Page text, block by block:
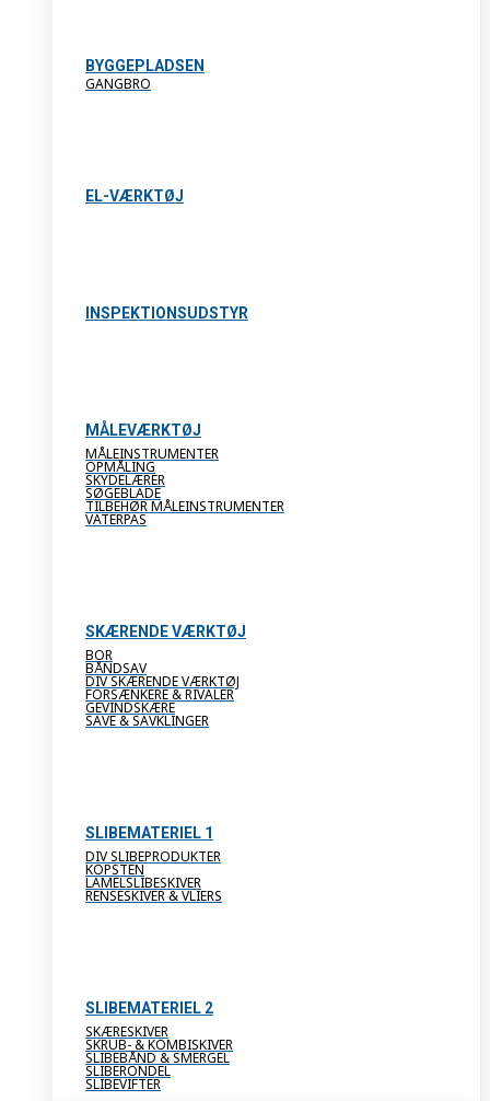
BYGGEPLADSEN
GANGBRO
EL-VÆRKTØJ
INSPEKTIONSUDSTYR
MÅLEVÆRKTØJ
MÅLEINSTRUMENTER
OPMÅLING
SKYDELÆRER
SØGEBLADE
TILBEHØR MÅLEINSTRUMENTER
VATERPAS
SKÆRENDE VÆRKTØJ
BOR
BÅNDSAV
DIV SKÆRENDE VÆRKTØJ
FORSÆNKERE & RIVALER
GEVINDSKÆRE
SAVE & SAVKLINGER
SLIBEMATERIEL 1
DIV SLIBEPRODUKTER
KOPSTEN
LAMELSLIBESKIVER
RENSESKIVER & VLIERS
SLIBEMATERIEL 2
SKÆRESKIVER
SKRUB- & KOMBISKIVER
SLIBEBÅND & SMERGEL
SLIBERONDEL
SLIBEVIFTER